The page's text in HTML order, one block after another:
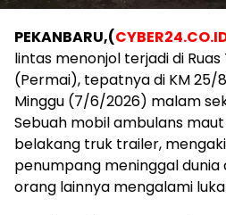
PEKANBARU,(
lintas menonjol terjadi di
(Permai), tepatnya di KM 25/
Minggu (7/6/2026) malam
Sebuah mobil ambulans
belakang truk trailer,
penumpang meninggal
orang lainnya mengalami